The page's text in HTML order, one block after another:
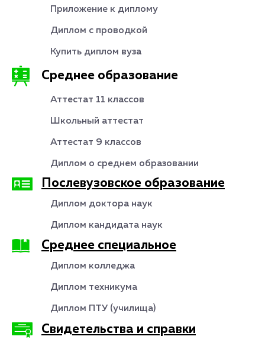
Приложение к диплому
Диплом с проводкой
Купить диплом вуза
Среднее образование
Аттестат 11 классов
Школьный аттестат
Аттестат 9 классов
Диплом о среднем образовании
Послевузовское образование
Диплом доктора наук
Диплом кандидата наук
Среднее специальное
Диплом колледжа
Диплом техникума
Диплом ПТУ (училища)
Свидетельства и справки